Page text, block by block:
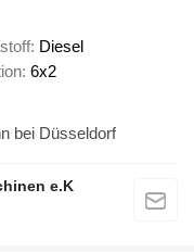
Diesel
6x2
bei Düsseldorf
e.K